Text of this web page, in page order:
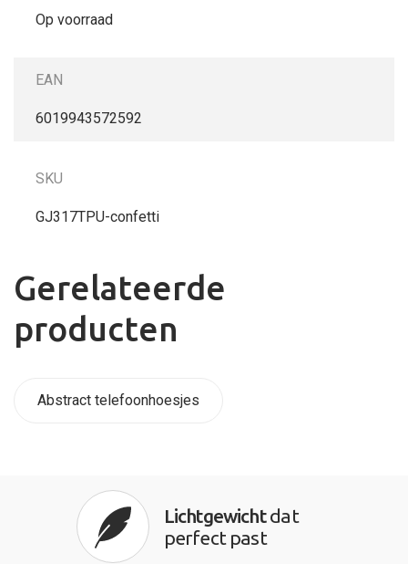
Op voorraad
EAN
6019943572592
SKU
GJ317TPU-confetti
Gerelateerde
producten
Abstract telefoonhoesjes
Lichtgewichtdat
perfect past